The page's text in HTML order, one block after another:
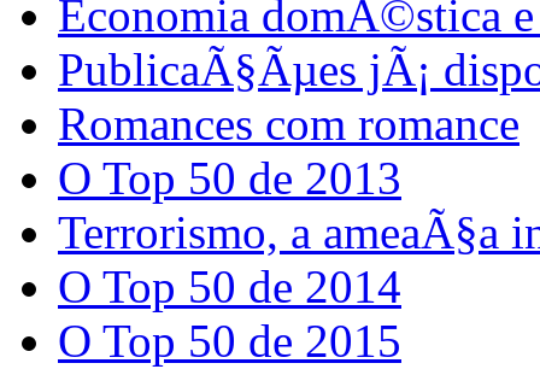
Economia domÃ©stica
PublicaÃ§Ãµes jÃ¡
Romances com romance
O Top 50 de 2013
Terrorismo, a ameaÃ§a
O Top 50 de 2014
O Top 50 de 2015